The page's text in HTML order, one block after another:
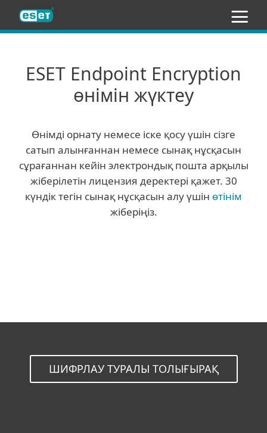
ESET Endpoint Encryption
өнімін жүктеу
Өнімді орнату немесе іске қосу үшін сізге
сатып алынғаннан немесе сынақ нұсқасын
сұрағаннан кейін электрондық пошта арқылы
жіберілетін лицензия деректері қажет. 30
күндік тегін сынақ нұсқасын алу үшін өтінім
жіберіңіз.
ШИФРЛАУ ТУРАЛЫ ТОЛЫҒЫРАҚ
ESET